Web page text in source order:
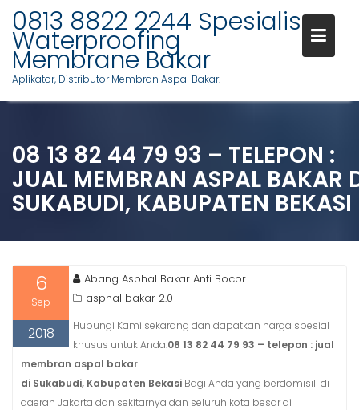
Skip
content
0813 8822 2244 Spesialis
Waterproofing
Membrane Bakar
Aplikator, Distributor Membran Aspal Bakar.
08 13 82 44 79 93 – TELEPON :
JUAL MEMBRAN ASPAL BAKAR
SUKABUDI, KABUPATEN BEKASI
6
Sep
2018
Abang Asphal Bakar Anti Bocor
asphal bakar 2.0
Hubungi Kami sekarang dan dapatkan harga spesial
khusus untuk Anda.08 13 82 44 79 93 – telepon : jual
membran aspal bakar
di Sukabudi, Kabupaten Bekasi Bagi Anda yang berdomisili di
daerah Jakarta dan sekitarnya dan seluruh kota besar di